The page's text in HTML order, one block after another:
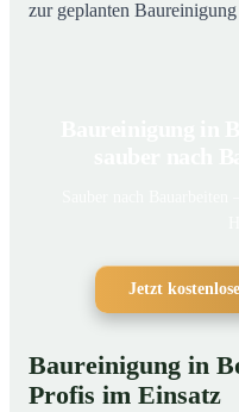
zur geplanten
Jetzt
Baureinigung in
Profis im Einsatz